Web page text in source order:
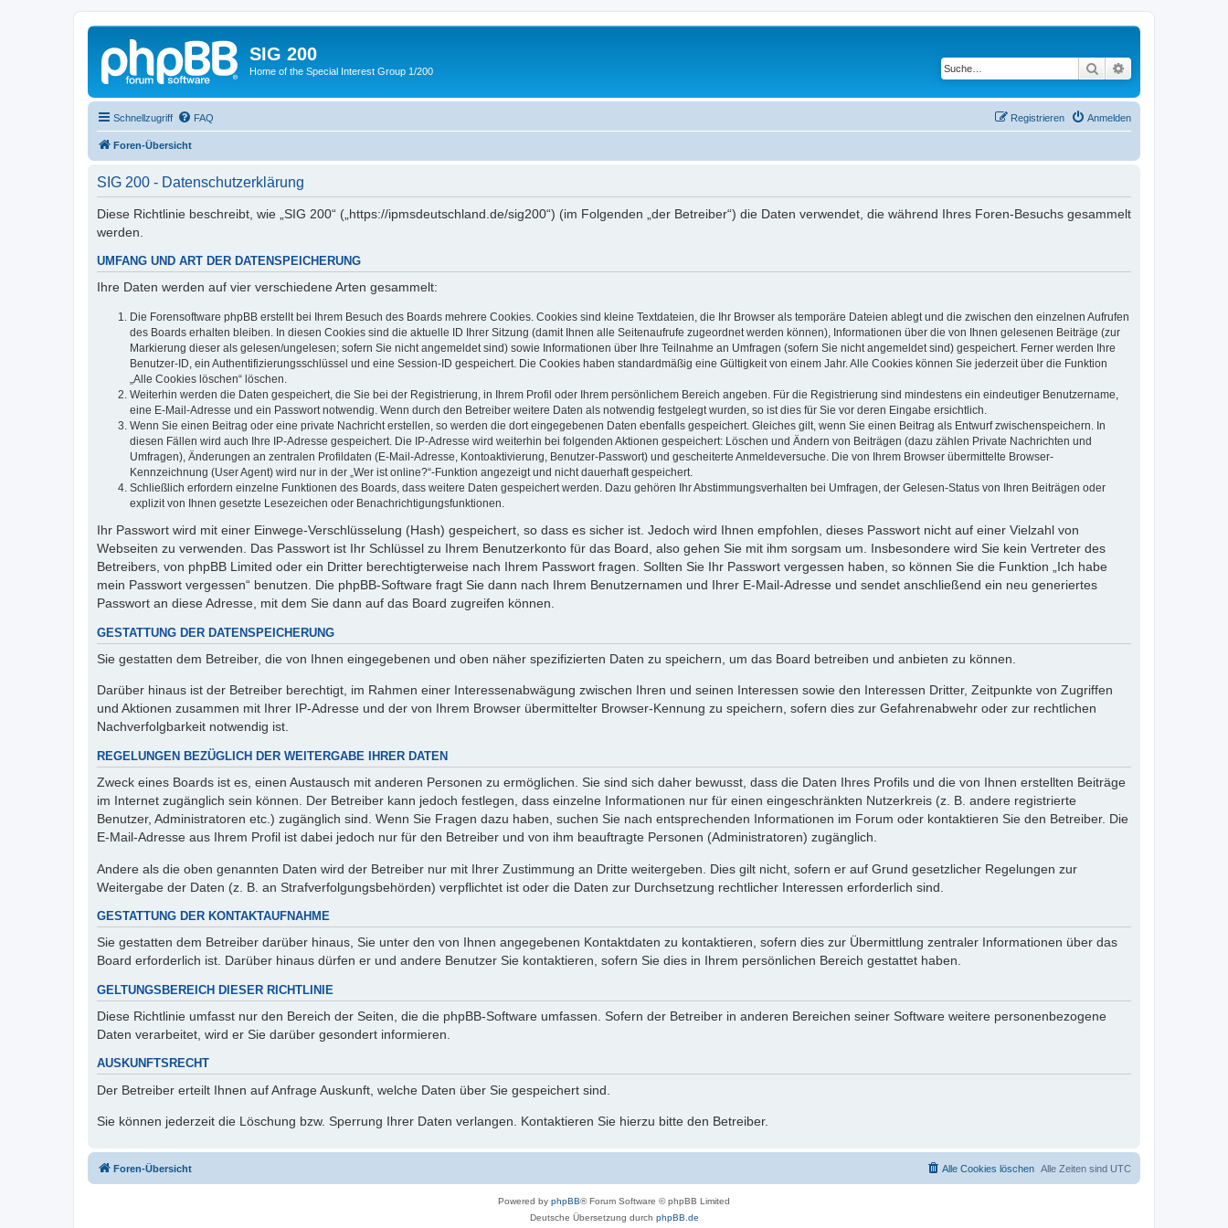
SIG 200
Home of the Special Interest Group 1/200 Suche
Schnellzugriff FAQ Anmelden
Registrieren
Foren-Übersicht
SIG 200 - Datenschutzerklärung
Diese Richtlinie beschreibt, wie „SIG 200“ („https://ipmsdeutschland.de/sig200“) (im Folgenden „der Betreiber“) die Daten verwendet, die während Ihres Foren-Besuchs gesammelt
werden.
UMFANG UND ART DER DATENSPEICHERUNG
Ihre Daten werden auf vier verschiedene Arten gesammelt:
Die Forensoftware phpBB erstellt bei Ihrem Besuch des Boards mehrere Cookies. Cookies sind kleine Textdateien, die Ihr Browser als temporäre Dateien ablegt und die zwischen den einzelnen Aufrufen
des Boards erhalten bleiben. In diesen Cookies sind die aktuelle ID Ihrer Sitzung (damit Ihnen alle Seitenaufrufe zugeordnet werden können), Informationen über die von Ihnen gelesenen Beiträge (zur
Markierung dieser als gelesen/ungelesen; sofern Sie nicht angemeldet sind) sowie Informationen über Ihre Teilnahme an Umfragen (sofern Sie nicht angemeldet sind) gespeichert. Ferner werden Ihre
Benutzer-ID, ein Authentifizierungsschlüssel und eine Session-ID gespeichert. Die Cookies haben standardmäßig eine Gültigkeit von einem Jahr. Alle Cookies können Sie jederzeit über die Funktion
„Alle Cookies löschen“ löschen.
Weiterhin werden die Daten gespeichert, die Sie bei der Registrierung, in Ihrem Profil oder Ihrem persönlichem Bereich angeben. Für die Registrierung sind mindestens ein eindeutiger Benutzername,
eine E-Mail-Adresse und ein Passwort notwendig. Wenn durch den Betreiber weitere Daten als notwendig festgelegt wurden, so ist dies für Sie vor deren Eingabe ersichtlich.
Wenn Sie einen Beitrag oder eine private Nachricht erstellen, so werden die dort eingegebenen Daten ebenfalls gespeichert. Gleiches gilt, wenn Sie einen Beitrag als Entwurf zwischenspeichern. In
diesen Fällen wird auch Ihre IP-Adresse gespeichert. Die IP-Adresse wird weiterhin bei folgenden Aktionen gespeichert: Löschen und Ändern von Beiträgen (dazu zählen Private Nachrichten und
Umfragen), Änderungen an zentralen Profildaten (E-Mail-Adresse, Kontoaktivierung, Benutzer-Passwort) und gescheiterte Anmeldeversuche. Die von Ihrem Browser übermittelte Browser-
Kennzeichnung (User Agent) wird nur in der „Wer ist online?“-Funktion angezeigt und nicht dauerhaft gespeichert.
Schließlich erfordern einzelne Funktionen des Boards, dass weitere Daten gespeichert werden. Dazu gehören Ihr Abstimmungsverhalten bei Umfragen, der Gelesen-Status von Ihren Beiträgen oder
explizit von Ihnen gesetzte Lesezeichen oder Benachrichtigungsfunktionen.
Ihr Passwort wird mit einer Einwege-Verschlüsselung (Hash) gespeichert, so dass es sicher ist. Jedoch wird Ihnen empfohlen, dieses Passwort nicht auf einer Vielzahl von
Webseiten zu verwenden. Das Passwort ist Ihr Schlüssel zu Ihrem Benutzerkonto für das Board, also gehen Sie mit ihm sorgsam um. Insbesondere wird Sie kein Vertreter des
Betreibers, von phpBB Limited oder ein Dritter berechtigterweise nach Ihrem Passwort fragen. Sollten Sie Ihr Passwort vergessen haben, so können Sie die Funktion „Ich habe
mein Passwort vergessen“ benutzen. Die phpBB-Software fragt Sie dann nach Ihrem Benutzernamen und Ihrer E-Mail-Adresse und sendet anschließend ein neu generiertes
Passwort an diese Adresse, mit dem Sie dann auf das Board zugreifen können.
GESTATTUNG DER DATENSPEICHERUNG
Sie gestatten dem Betreiber, die von Ihnen eingegebenen und oben näher spezifizierten Daten zu speichern, um das Board betreiben und anbieten zu können.
Darüber hinaus ist der Betreiber berechtigt, im Rahmen einer Interessenabwägung zwischen Ihren und seinen Interessen sowie den Interessen Dritter, Zeitpunkte von Zugriffen
und Aktionen zusammen mit Ihrer IP-Adresse und der von Ihrem Browser übermittelter Browser-Kennung zu speichern, sofern dies zur Gefahrenabwehr oder zur rechtlichen
Nachverfolgbarkeit notwendig ist.
REGELUNGEN BEZÜGLICH DER WEITERGABE IHRER DATEN
Zweck eines Boards ist es, einen Austausch mit anderen Personen zu ermöglichen. Sie sind sich daher bewusst, dass die Daten Ihres Profils und die von Ihnen erstellten Beiträge
im Internet zugänglich sein können. Der Betreiber kann jedoch festlegen, dass einzelne Informationen nur für einen eingeschränkten Nutzerkreis (z. B. andere registrierte
Benutzer, Administratoren etc.) zugänglich sind. Wenn Sie Fragen dazu haben, suchen Sie nach entsprechenden Informationen im Forum oder kontaktieren Sie den Betreiber. Die
E-Mail-Adresse aus Ihrem Profil ist dabei jedoch nur für den Betreiber und von ihm beauftragte Personen (Administratoren) zugänglich.
Andere als die oben genannten Daten wird der Betreiber nur mit Ihrer Zustimmung an Dritte weitergeben. Dies gilt nicht, sofern er auf Grund gesetzlicher Regelungen zur
Weitergabe der Daten (z. B. an Strafverfolgungsbehörden) verpflichtet ist oder die Daten zur Durchsetzung rechtlicher Interessen erforderlich sind.
GESTATTUNG DER KONTAKTAUFNAHME
Sie gestatten dem Betreiber darüber hinaus, Sie unter den von Ihnen angegebenen Kontaktdaten zu kontaktieren, sofern dies zur Übermittlung zentraler Informationen über das
Board erforderlich ist. Darüber hinaus dürfen er und andere Benutzer Sie kontaktieren, sofern Sie dies in Ihrem persönlichen Bereich gestattet haben.
GELTUNGSBEREICH DIESER RICHTLINIE
Diese Richtlinie umfasst nur den Bereich der Seiten, die die phpBB-Software umfassen. Sofern der Betreiber in anderen Bereichen seiner Software weitere personenbezogene
Daten verarbeitet, wird er Sie darüber gesondert informieren.
AUSKUNFTSRECHT
Der Betreiber erteilt Ihnen auf Anfrage Auskunft, welche Daten über Sie gespeichert sind.
Sie können jederzeit die Löschung bzw. Sperrung Ihrer Daten verlangen. Kontaktieren Sie hierzu bitte den Betreiber.
Foren-Übersicht Alle Zeiten sind UTC
Alle Cookies löschen
Powered by phpBB® Forum Software © phpBB Limited
Deutsche Übersetzung durch phpBB.de